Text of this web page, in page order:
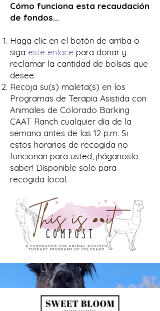
Cómo funciona esta recaudación
de fondos...
Haga clic en el botón de arriba o
siga este enlace para donar y
reclamar la cantidad de bolsas que
desee.
Recoja su(s) maleta(s) en los
Programas de Terapia Asistida con
Animales de Colorado Barking
CAAT Ranch cualquier día de la
semana antes de las 12 p.m. Si
estos horarios de recogida no
funcionan para usted, ¡háganoslo
saber! Disponible solo para
recogida local.